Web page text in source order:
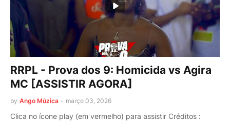
RRPL - Prova dos 9: Homicida vs Agira
MC [ASSISTIR AGORA]
by Ango Múzica - março 03, 2026
Clica no ícone play (em vermelho) para assistir Créditos :